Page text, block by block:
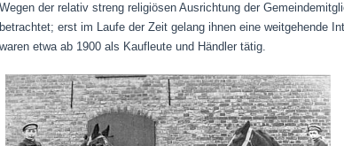
Wegen der relativ streng religiösen Ausrichtung der
betrachtet; erst im Laufe der Zeit gelang ihnen eine weitgehende
waren etwa ab 1900 als Kaufleute und Händler tätig.